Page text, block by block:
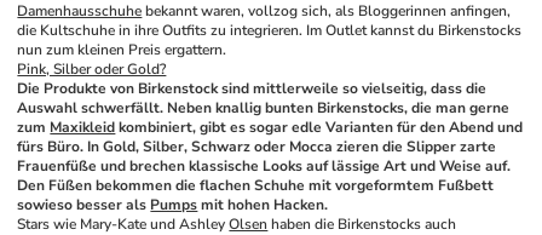
Damenhausschuhe bekannt waren, vollzog sich, als Bloggerinnen anfingen,
die Kultschuhe in ihre Outfits zu integrieren. Im Outlet kannst du Birkenstocks
nun zum kleinen Preis ergattern.
Pink, Silber oder Gold?
Die Produkte von Birkenstock sind mittlerweile so vielseitig, dass die
Auswahl schwerfällt. Neben knallig bunten Birkenstocks, die man gerne
zum Maxikleid kombiniert, gibt es sogar edle Varianten für den Abend und
fürs Büro. In Gold, Silber, Schwarz oder Mocca zieren die Slipper zarte
Frauenfüße und brechen klassische Looks auf lässige Art und Weise auf.
Den Füßen bekommen die flachen Schuhe mit vorgeformtem Fußbett
sowieso besser als Pumps mit hohen Hacken.
Stars wie Mary-Kate und Ashley Olsen haben die Birkenstocks auch